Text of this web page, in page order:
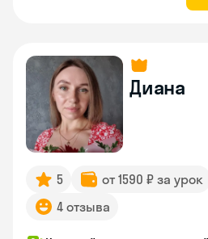
Диана
5 от 1590 ₽ за урок
4 отзыва